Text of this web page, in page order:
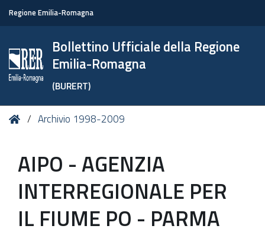
Regione Emilia-Romagna
Bollettino Ufficiale della Regione
Emilia-Romagna
(BURERT)
Tu HomeArchivio 1998-2009
AIPO - AGENZIA
INTERREGIONALE PER
IL FIUME PO - PARMA